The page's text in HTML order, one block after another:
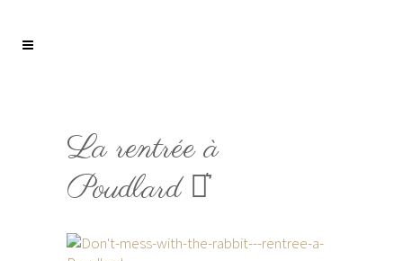
La rentrée à
Poudlard ⚯͛